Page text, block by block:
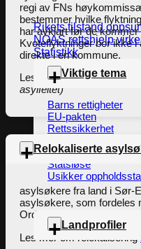
Rikets tilstand
NOAS rettshjelp
Statistikk
Viktige tema
Barns rettigheter
EU-pakten
Rettssikkerhet
Retur
Statsløse
Usikker
Landprofiler
regi av FNs
bestemmer hvilke
har avklart før de
Kvoteflyktninger bor ikke
direkte i en kommune.
Les mer om
asylfeltet)
Relokaliserte
asylsøkere fra land i Sør-
asylsøkere, som fordeles
Ordningen administreres
Les mer om relokalisering